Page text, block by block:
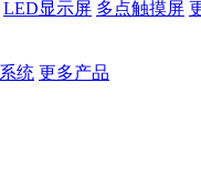
LED显示屏 多点触摸屏
统 更多产品